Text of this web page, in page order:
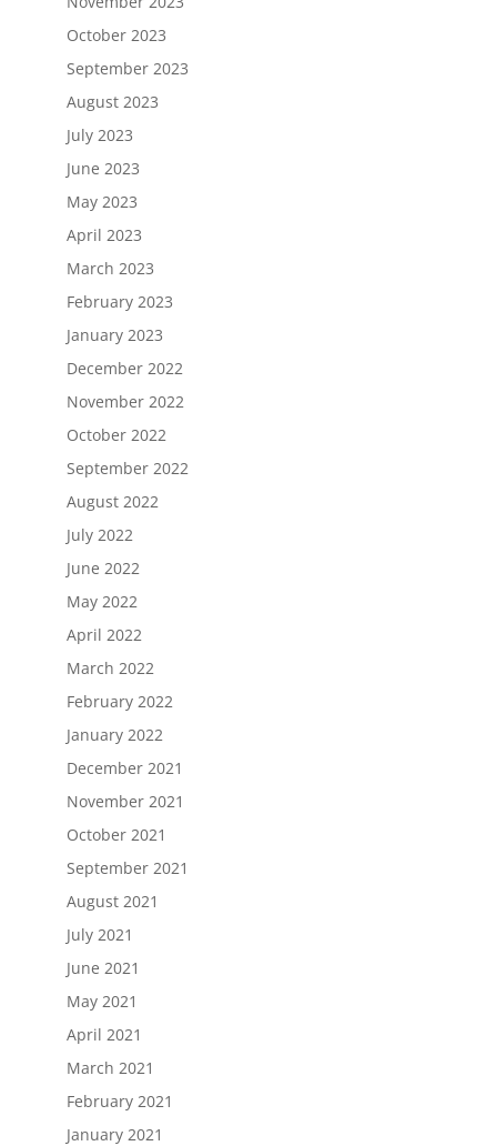
October 2023
September 2023
August 2023
July 2023
June 2023
May 2023
April 2023
March 2023
February 2023
January 2023
December 2022
November 2022
October 2022
September 2022
August 2022
July 2022
June 2022
May 2022
April 2022
March 2022
February 2022
January 2022
December 2021
November 2021
October 2021
September 2021
August 2021
July 2021
June 2021
May 2021
April 2021
March 2021
February 2021
January 2021